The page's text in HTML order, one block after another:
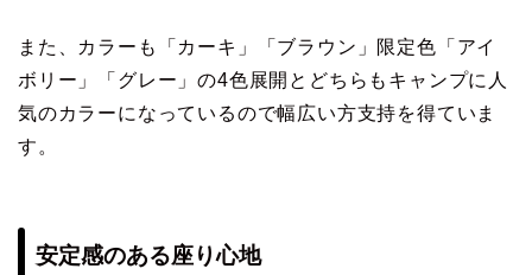
また、カラーも「カーキ」「ブラウン」限定色「アイ
ボリー」「グレー」の4色展開とどちらもキャンプに人
気のカラーになっているので幅広い方支持を得ていま
す。
安定感のある座り心地